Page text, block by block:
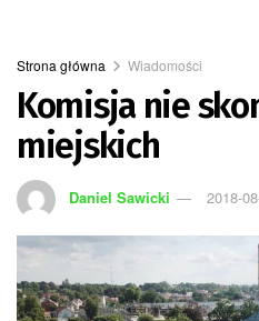
Strona główna Wiadomości
Komisja nie
miejskich
Daniel Sawicki 2018-